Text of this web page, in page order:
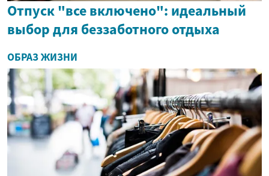
Отпуск "все включено": идеальный
выбор для беззаботного отдыха
ОБРАЗ ЖИЗНИ